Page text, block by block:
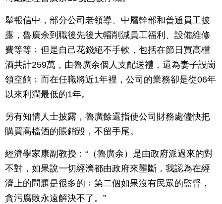
舉報信中，部分公司老領導、中層幹部和普通員工披
露，魯廣余到職後先後大幅削減員工福利、設備維修
費等等﹔但是自己花錢絕不手軟，包括在節日買高檔
酒共計259萬，由魯廣余個人支配送禮，還為妻子設崗
領空餉﹔而在任職將近1年裡，公司的業務卻是從06年
以來利潤最低的1年。
另有知情人士披露，魯廣餘還指使公司財務處儘快把
購買高檔酒的賬銷毀，不留手尾。
經濟學家康副教授：“（魯廣余）是由政府派過來的對
不對，如果說一切經濟都由政府來壟斷，我認為在經
濟上的問題是很多的﹔第二個如果沒有民眾的監督，
貪污腐敗永遠解決不了。”